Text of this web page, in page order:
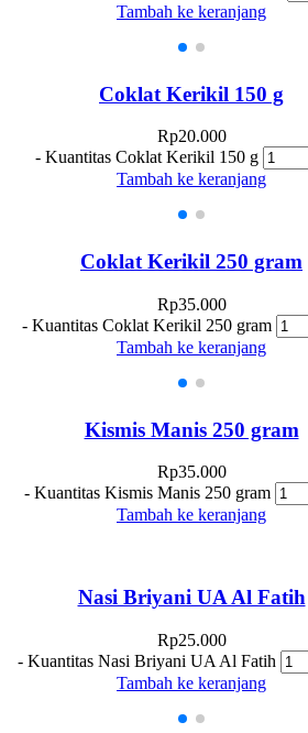
Tambah ke keranjang
Coklat Kerikil 150 g
Rp20.000
- Kuantitas Coklat Kerikil 150 g
Tambah ke keranjang
Coklat Kerikil 250 gram
Rp35.000
- Kuantitas Coklat Kerikil 250 gram
Tambah ke keranjang
Kismis Manis 250 gram
Rp35.000
- Kuantitas Kismis Manis 250 gram
Tambah ke keranjang
Nasi Briyani UA Al Fatih
Rp25.000
- Kuantitas Nasi Briyani UA Al Fatih
Tambah ke keranjang